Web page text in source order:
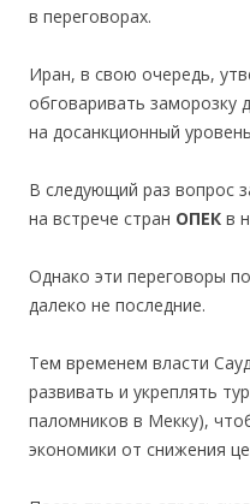
в переговорах.
Иран, в свою очередь,
обговаривать заморозку
на досанкционный
В следующий раз вопрос
на встрече стран ОПЕК в
Однако эти переговоры
далеко не последние.
Тем временем власти
развивать и укреплять
паломников в Мекку),
экономики от снижения